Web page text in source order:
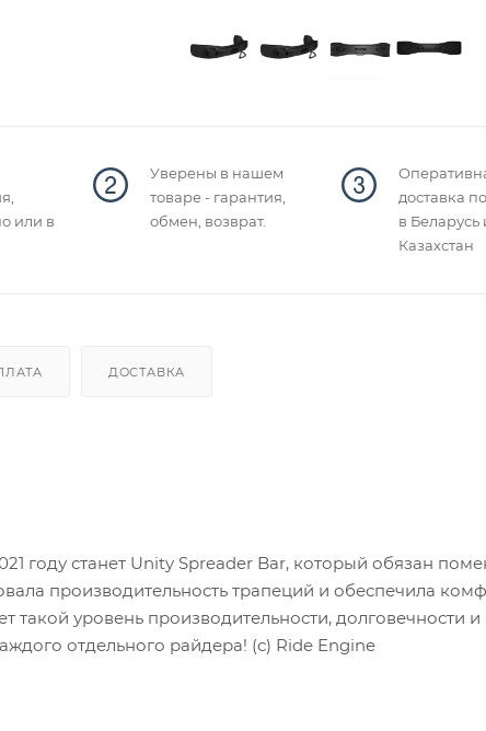
или в
Уверены в нашем
товаре - гарантия,
обмен, возврат.
доставка
в Беларусь
Казахстан
ДОСТАВКА
году станет Unity Spreader Bar, который обязан
производительность трапеций и обеспечила
такой уровень производительности, долговечности
отдельного райдера! (с) Ride Engine